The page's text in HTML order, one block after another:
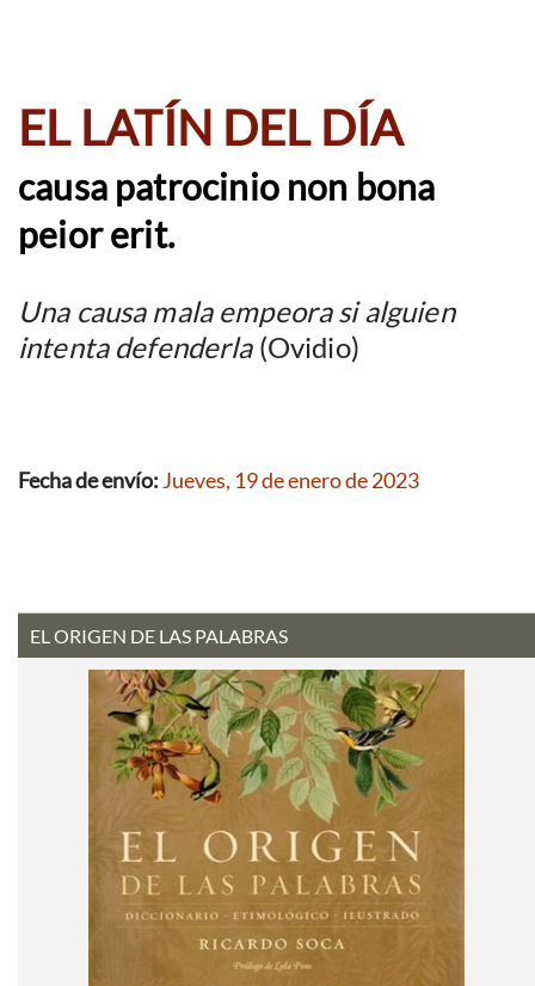
EL LATÍN DEL DÍA
causa patrocinio non bona
peior erit.
Una causa mala empeora si alguien
intenta defenderla(Ovidio)
Fecha de envío: Jueves, 19 de enero de 2023
EL ORIGEN DE LAS PALABRAS